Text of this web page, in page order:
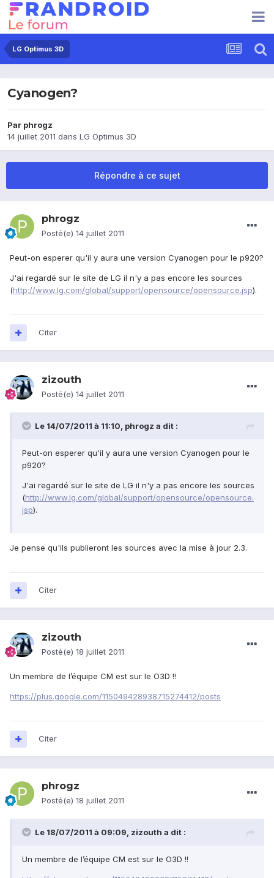
LG Optimus 3D
Cyanogen?
Par phrogz
14 juillet 2011 dans LG Optimus 3D
Répondre à ce sujet
phrogz
Posté(e) 14 juillet 2011
Peut-on esperer qu'il y aura une version Cyanogen pour le p920?
J'ai regardé sur le site de LG il n'y a pas encore les sources
(http://www.lg.com/global/support/opensource/opensource.jsp).
Citer
zizouth
Posté(e) 14 juillet 2011
Le 14/07/2011 à 11:10, phrogz a dit :
Peut-on esperer qu'il y aura une version Cyanogen pour le
p920?
J'ai regardé sur le site de LG il n'y a pas encore les sources
(http://www.lg.com/global/support/opensource/opensource.
jsp).
Je pense qu'ils publieront les sources avec la mise à jour 2.3.
Citer
zizouth
Posté(e) 18 juillet 2011
Un membre de l’équipe CM est sur le O3D !!
https://plus.google.com/115049428938715274412/posts
Citer
phrogz
Posté(e) 18 juillet 2011
Le 18/07/2011 à 09:09, zizouth a dit :
Un membre de l’équipe CM est sur le O3D !!